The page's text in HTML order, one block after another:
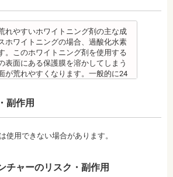
保定期間には個人差があるので、治
の指示を守ってください。
療法人社団日坂会 理事長 日坂充宏
】
卒業
外科学）
一度に飲んだ場合に到達（厚生労働
性中毒量 e-ヘルスネット）
塗った場合でも、ブラッシング不足
れば虫歯はできてしまいます。フッ
にくくなるだけで、通常の歯ブラ
どは必要です。
布して、歯をコーティングし虫歯に
です。特に、塗布する時期に制限が
地由利佳先生
総合病院にて研修
れやすいホワイトニング剤の主な成
ホワイトニングの場合、過酸化水素
。このホワイトニング剤を使用する
表面にある保護膜を溶かしてしまう
が荒れやすくなります。一般的に24
グ剤の影響で知覚過敏がおこるケー
薬剤が歯の神経に強い刺激を与えて
ングで使用する薬剤はホームホワイ
ワイトニングでも1回の施術で思った
副作用
使用できない場合があります。
チャーのリスク・副作用